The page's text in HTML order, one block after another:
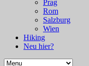
Prag
Rom
Salzburg
Wien
Hiking
Neu hier?